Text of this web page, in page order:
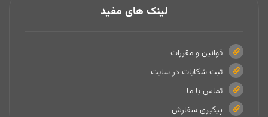
لینک های مفید
قوانین و مقررات
ثبت شکایات در سایت
تماس با ما
پیگیری سفارش